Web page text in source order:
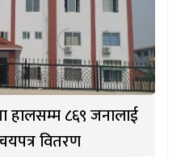
हालसम्म ८६९ जनालाई
वितरण